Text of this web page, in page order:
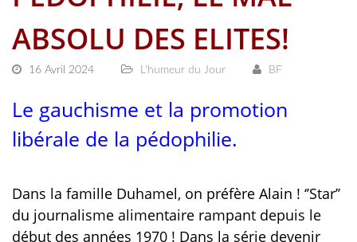
ABSOLU DES ELITES!
16 Avril 2024 L'humeur du Jour BF
Le gauchisme et la promotion
libérale de la pédophilie.
Dans la famille Duhamel, on préfère Alain ! ‘’Star’’
du journalisme alimentaire rampant depuis le
début des années 1970 ! Dans la série devenir